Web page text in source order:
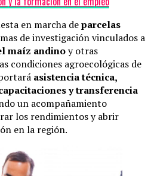
en marcha deparcelas
de investigación vinculados a
maíz andinoy otras
condiciones agroecológicas de
asistencia técnica,
y transferencia
un acompañamiento
los rendimientos y abrir
en la región.